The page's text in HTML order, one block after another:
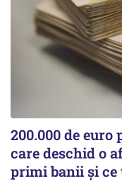
200.000 de
care deschid o
primi banii și ce